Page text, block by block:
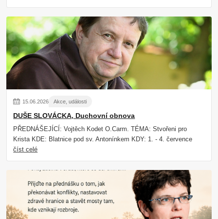
15. 06. 2026 Akce, události
DUŠE SLOVÁCKA, Duchovní obnova
PŘEDNÁŠEJÍCÍ: Vojtěch Kodet O.Carm. TÉMA: Stvořeni pro
Krista KDE: Blatnice pod sv. Antonínkem KDY: 1. - 4. července
číst celé